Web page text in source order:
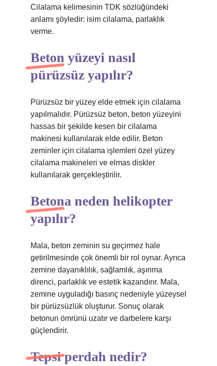
Cilalama kelimesinin TDK sözlüğündeki
anlamı şöyledir: isim cilalama, parlaklık
verme.
Beton yüzeyi nasıl
pürüzsüz yapılır?
Pürüzsüz bir yüzey elde etmek için cilalama
yapılmalıdır. Pürüzsüz beton, beton yüzeyini
hassas bir şekilde kesen bir cilalama
makinesi kullanılarak elde edilir. Beton
zeminler için cilalama işlemleri özel yüzey
cilalama makineleri ve elmas diskler
kullanılarak gerçekleştirilir.
Betona neden helikopter
yapılır?
Mala, beton zeminin su geçirmez hale
getirilmesinde çok önemli bir rol oynar. Ayrıca
zemine dayanıklılık, sağlamlık, aşınma
direnci, parlaklık ve estetik kazandırır. Mala,
zemine uyguladığı basınç nedeniyle yüzeysel
bir pürüzsüzlük oluşturur. Sonuç olarak
betonun ömrünü uzatır ve darbelere karşı
güçlendirir.
Tepsi perdah nedir?